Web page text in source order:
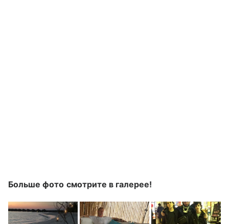
Больше фото смотрите в галерее!